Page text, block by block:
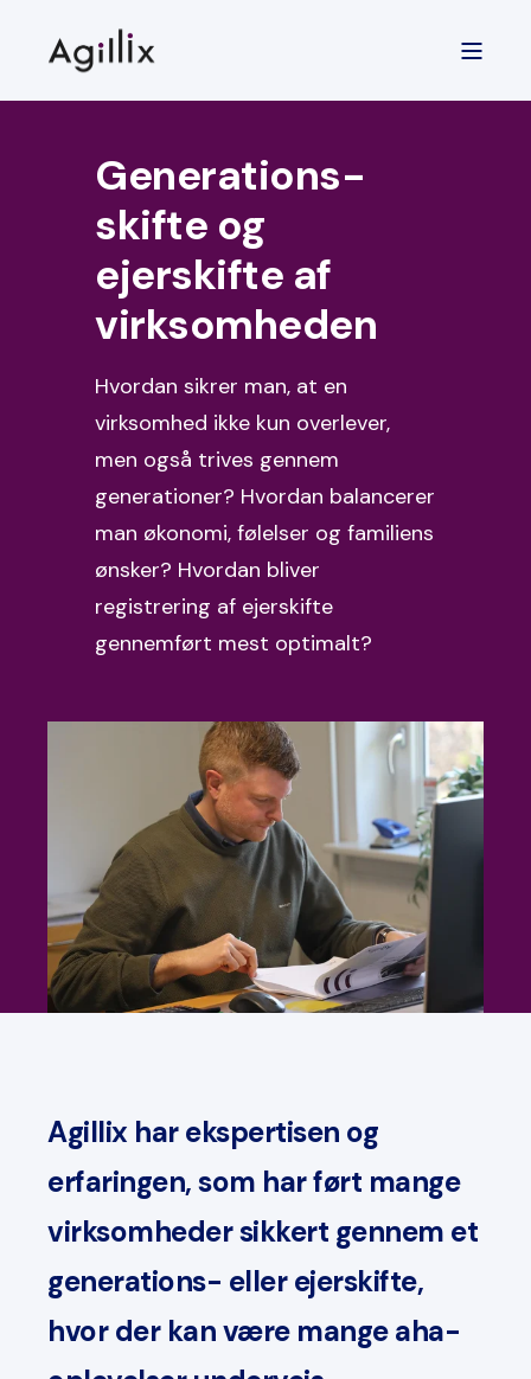
Generations­
skifte og
ejerskifte af
virksomheden
Hvordan sikrer man, at en
virksomhed ikke kun overlever,
men også trives gennem
generationer? Hvordan balancerer
man økonomi, følelser og familiens
ønsker? Hvordan bliver
registrering af ejerskifte
gennemført mest optimalt?
Agillix har ekspertisen og
erfaringen, som har ført mange
virksomheder sikkert gennem et
generations- eller ejerskifte,
hvor der kan være mange aha-